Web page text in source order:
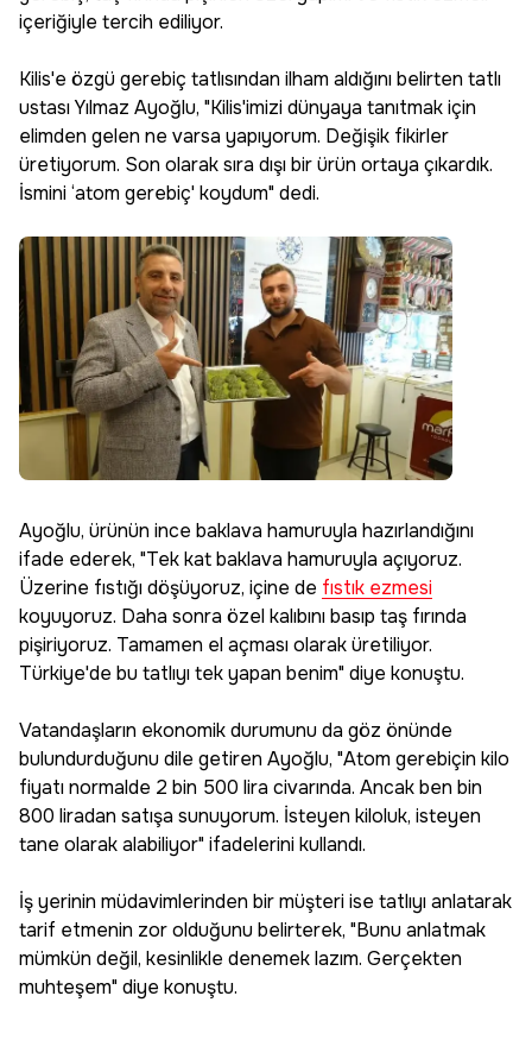
içeriğiyle tercih ediliyor.
Kilis'e özgü gerebiç tatlısından ilham aldığını belirten tatlı
ustası Yılmaz Ayoğlu, "Kilis'imizi dünyaya tanıtmak için
elimden gelen ne varsa yapıyorum. Değişik fikirler
üretiyorum. Son olarak sıra dışı bir ürün ortaya çıkardık.
İsmini ‘atom gerebiç' koydum" dedi.
Ayoğlu, ürünün ince baklava hamuruyla hazırlandığını
ifade ederek, "Tek kat baklava hamuruyla açıyoruz.
Üzerine fıstığı döşüyoruz, içine de fıstık ezmesi
koyuyoruz. Daha sonra özel kalıbını basıp taş fırında
pişiriyoruz. Tamamen el açması olarak üretiliyor.
Türkiye'de bu tatlıyı tek yapan benim" diye konuştu.
Vatandaşların ekonomik durumunu da göz önünde
bulundurduğunu dile getiren Ayoğlu, "Atom gerebiçin kilo
fiyatı normalde 2 bin 500 lira civarında. Ancak ben bin
800 liradan satışa sunuyorum. İsteyen kiloluk, isteyen
tane olarak alabiliyor" ifadelerini kullandı.
İş yerinin müdavimlerinden bir müşteri ise tatlıyı anlatarak
tarif etmenin zor olduğunu belirterek, "Bunu anlatmak
mümkün değil, kesinlikle denemek lazım. Gerçekten
muhteşem" diye konuştu.